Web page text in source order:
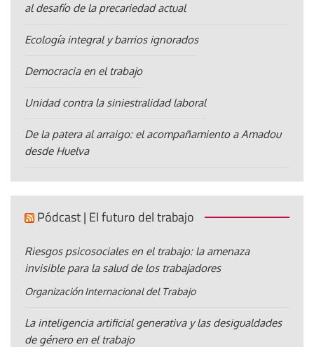
al desafío de la precariedad actual
Ecología integral y barrios ignorados
Democracia en el trabajo
Unidad contra la siniestralidad laboral
De la patera al arraigo: el acompañamiento a Amadou
desde Huelva
Pódcast | El futuro del trabajo
Riesgos psicosociales en el trabajo: la amenaza
invisible para la salud de los trabajadores
Organización Internacional del Trabajo
La inteligencia artificial generativa y las desigualdades
de género en el trabajo